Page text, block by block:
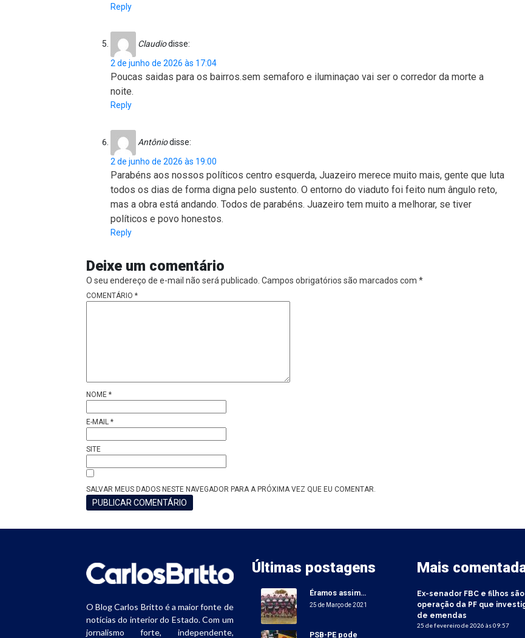
Reply
Claudiodisse:
2 de junho de 2026 às 17:04
Poucas saidas para os bairros.sem semaforo e iluminaçao vai ser o corredor da morte a
noite.
Reply
Antôniodisse:
2 de junho de 2026 às 19:00
Parabéns aos nossos políticos centro esquerda, Juazeiro merece muito mais, gente que luta
todos os dias de forma digna pelo sustento. O entorno do viaduto foi feito num ângulo reto,
mas a obra está andando. Todos de parabéns. Juazeiro tem muito a melhorar, se tiver
políticos e povo honestos.
Reply
Deixe um comentário
O seu endereço de e-mail não será publicado. Campos obrigatórios são marcados com *
COMENTÁRIO *
NOME *
E-MAIL *
SITE
SALVAR MEUS DADOS NESTE NAVEGADOR PARA A PRÓXIMA VEZ QUE EU COMENTAR.
O Blog Carlos Britto é a maior fonte de
notícias do interior do Estado. Com um
jornalismo forte, independente,
Últimas postagens
Éramos assim…
25 de Março de 2021
PSB-PE pode
Mais
Ex-senador FBC e filhos
operação da PF que
de emendas
25 de fevereiro de 2026 às 09:57